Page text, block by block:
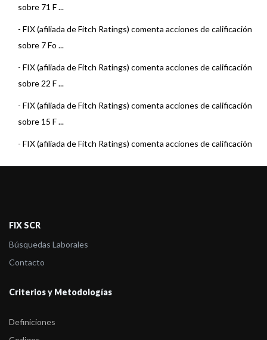
sobre 71 F ...
- FIX (afiliada de Fitch Ratings) comenta acciones de calificación
sobre 7 Fo ...
- FIX (afiliada de Fitch Ratings) comenta acciones de calificación
sobre 22 F ...
- FIX (afiliada de Fitch Ratings) comenta acciones de calificación
sobre 15 F ...
- FIX (afiliada de Fitch Ratings) comenta acciones de calificación
- FIX (afiliada de Fitch Ratings) comenta acciones de calificación
FIX (afiliada de Fitch Ratings) comenta acciones de calificación
-FIX (afiliada de Fitch) asigna calificación a Toronto Trust
FIX SCR
Búsquedas Laborales
Contacto
Criterios y Metodologías
Definiciones